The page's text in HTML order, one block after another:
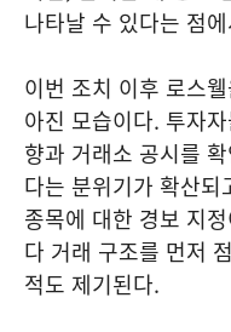
나타날 수 있다는 점
이번 조치 이후 로스
아진 모습이다. 투자
향과 거래소 공시를
다는 분위기가 확산
종목에 대한 경보 지
다 거래 구조를 먼저
적도 제기된다.